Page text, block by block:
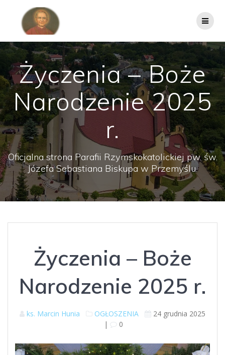
Życzenia – Boże
Narodzenie 2025
r.
Oficjalna strona Parafii Rzymskokatolickiej pw. św.
Józefa Sebastiana Biskupa w Przemyślu.
Życzenia – Boże
Narodzenie 2025 r.
ks. Marcin Hunia OGŁOSZENIA
24 grudnia 2025
|
0